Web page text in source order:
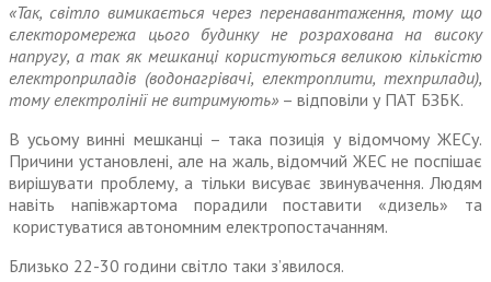
«Так, світло вимикається через перенавантаження, тому що
єлекторомережа цього будинку не розрахована на високу
напругу, а так як мешканці користуються великою кількістю
електроприладів (водонагрівачі, електроплити, техприлади),
тому електролінії не витримують» – відповіли у ПАТ БЗБК.
В усьому винні мешканці – така позиція у відомчому ЖЕCу.
Причини установлені, але на жаль, відомчий ЖЕC не поспішає
вирішувати проблему, а тільки висуває звинувачення. Людям
навіть напівжартома порадили поставити «дизель» та
користуватися автономним електропостачанням.
Близько 22-30 години світло таки з’явилося.